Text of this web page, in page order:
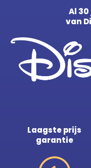
Al
van
Laagste prijs
garantie